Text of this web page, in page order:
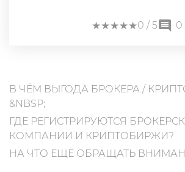
★★
★★
★★
★★
★★
0 / 5 0
В ЧЁМ ВЫГОДА БРОКЕРА /
&NBSP;
ГДЕ РЕГИСТРИРУЮТСЯ
КОМПАНИИ И КРИПТОБИРЖИ?
НА ЧТО ЕЩЁ ОБРАЩАТЬ